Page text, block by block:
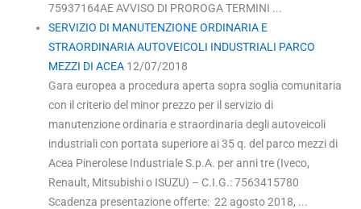
75937164AE AVVISO DI PROROGA TERMINI ...
SERVIZIO DI MANUTENZIONE ORDINARIA E
STRAORDINARIA AUTOVEICOLI INDUSTRIALI PARCO
MEZZI DI ACEA 12/07/2018
Gara europea a procedura aperta sopra soglia comunitaria
con il criterio del minor prezzo per il servizio di
manutenzione ordinaria e straordinaria degli autoveicoli
industriali con portata superiore ai 35 q. del parco mezzi di
Acea Pinerolese Industriale S.p.A. per anni tre (Iveco,
Renault, Mitsubishi o ISUZU) – C.I.G.: 7563415780
Scadenza presentazione offerte: 22 agosto 2018, ...